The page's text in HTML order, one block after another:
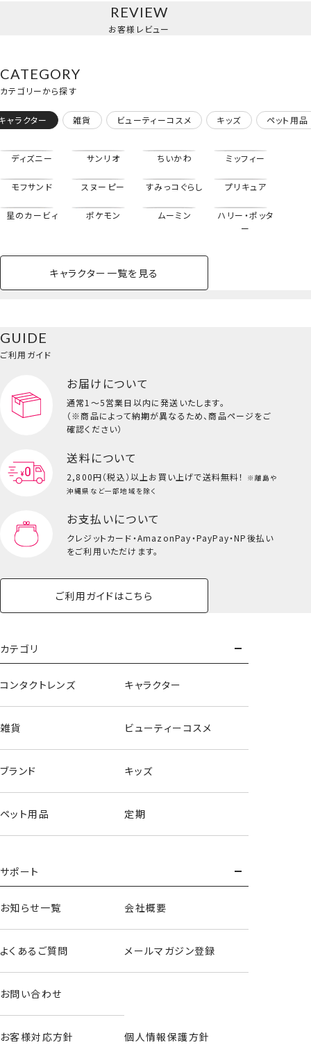
バケット型バッグ＜アナと雪の女王＞
バケット型バッグ＜ラプンツェル＞
REVIEW
お客様レビュー
CATEGORY
カテゴリーから探す
ャラクター 雑貨 ビューティーコスメ キッズ ペット用品
ディズニー サンリオ ちいかわ ミッフィー
モフサンド スヌーピー すみっコぐらし プリキュア
星のカービィ ポケモン ムーミン
ハリー・ポッタ
ー
キャラクター一覧を見る
イクアップ
ビューティーコスメ一覧を見る
バッグ・タオル・
小物
キッズ一覧を見る
GUIDE
ご利用ガイド
お届けについて
通常1～5営業日以内に発送いたします。
（※商品によって納期が異なるため、商品ページをご
確認ください）
送料について
2,800円（税込）以上お買い上げで送料無料！
※離島や
沖縄県など一部地域を除く
お支払いについて
クレジットカード・AmazonPay・PayPay・NP後払い
をご利用いただけます。
ご利用ガイドはこちら
カテゴリ
コンタクトレンズ キャラクター
雑貨 ビューティーコスメ
ブランド キッズ
ペット用品 定期
サポート
お知らせ一覧 会社概要
よくあるご質問 メールマガジン登録
お問い合わせ
お客様対応方針 個人情報保護方針